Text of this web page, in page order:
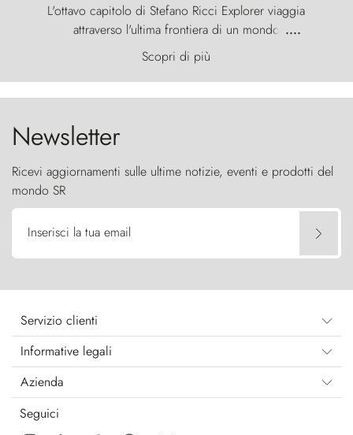
L'ottavo capitolo di Stefano Ricci Explorer viaggia
attraverso l'ultima frontiera di un mondo
primordiale, dove il vento scolpisce la natura con
furia ancestrale e le Torres del Paine sfidano il
cielo come sentinelle di pietra.
....
Scopri di più
Newsletter
Ricevi aggiornamenti sulle ultime notizie, eventi e prodotti del
mondo SR
Inserisci la tua email
Servizio clienti
Informative legali
Azienda
Seguici